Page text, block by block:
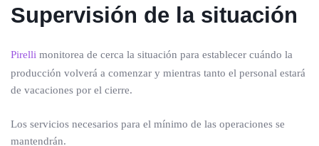
Supervisión de la situación
Pirelli monitorea de cerca la situación para establecer cuándo la
producción volverá a comenzar y mientras tanto el personal estará
de vacaciones por el cierre.
Los servicios necesarios para el mínimo de las operaciones se
mantendrán.